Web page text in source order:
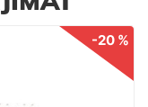
-20 %